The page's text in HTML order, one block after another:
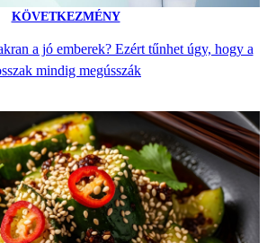
KÖVETKEZMÉNY
a jó emberek? Ezért tűnhet úgy, hogy a
mindig megússzák